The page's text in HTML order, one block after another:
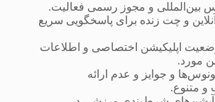
بین‌المللی و مجوز رسمی فعالیت.
و چت زنده برای پاسخگویی سریع
اپلیکیشن اختصاصی و اطلاعات
مورد.
و جوایز و عدم ارائه
و متنوع.